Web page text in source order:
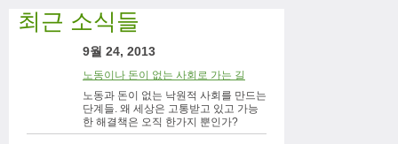
최근 소식들
9월 24, 2013
노동이나 돈이 없는 사회로 가는 길
노동과 돈이 없는 낙원적 사회를 만드는
단계들. 왜 세상은 고통받고 있고 가능
한 해결책은 오직 한가지 뿐인가?